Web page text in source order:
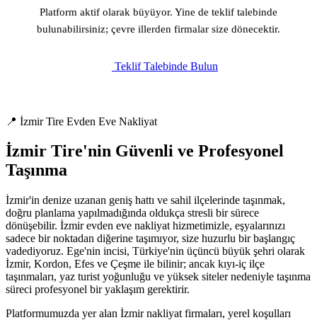
Platform aktif olarak büyüyor. Yine de teklif talebinde
bulunabilirsiniz; çevre illerden firmalar size dönecektir.
Teklif Talebinde Bulun
📍 İzmir Tire Evden Eve Nakliyat
İzmir Tire'nin Güvenli ve Profesyonel
Taşınma
İzmir'in denize uzanan geniş hattı ve sahil ilçelerinde taşınmak,
doğru planlama yapılmadığında oldukça stresli bir sürece
dönüşebilir. İzmir evden eve nakliyat hizmetimizle, eşyalarınızı
sadece bir noktadan diğerine taşımıyor, size huzurlu bir başlangıç
vadediyoruz. Ege'nin incisi, Türkiye'nin üçüncü büyük şehri olarak
İzmir, Kordon, Efes ve Çeşme ile bilinir; ancak kıyı-iç ilçe
taşınmaları, yaz turist yoğunluğu ve yüksek siteler nedeniyle taşınma
süreci profesyonel bir yaklaşım gerektirir.
Platformumuzda yer alan İzmir nakliyat firmaları, yerel koşulları